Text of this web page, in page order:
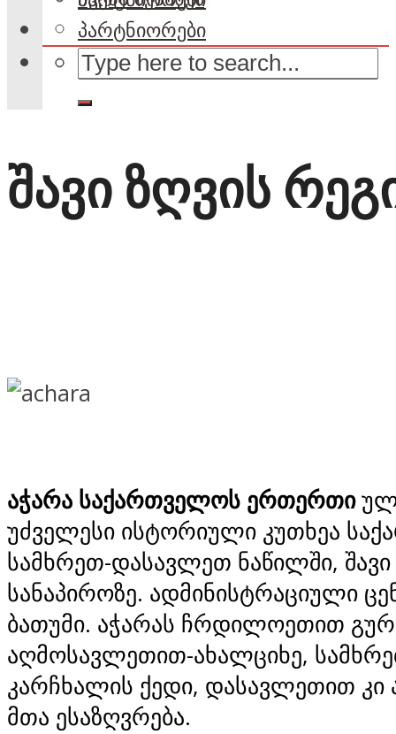
პარტნიორები
შავი ზღვის
აჭარა საქართველოს ერთერთი
უძველესი ისტორიული კუთხეა
სამხრეთ-დასავლეთ ნაწილში, შავი
სანაპიროზე. ადმინისტრაციული
ბათუმი. აჭარას ჩრდილოეთით
აღმოსავლეთით-ახალციხე,
კარჩხალის ქედი, დასავლეთით კი
მთა ესაზღვრება.